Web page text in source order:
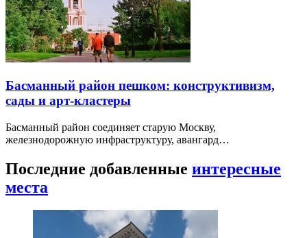
Басманный район пешком: конструктивизм,
сады и арт-кластеры
Басманный район соединяет старую Москву,
железнодорожную инфраструктуру, авангард…
Последние добавленные интересные
места